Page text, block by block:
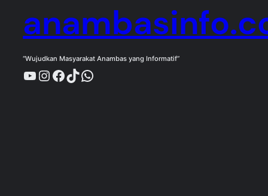
“Wujudkan Masyarakat Anambas yang Informatif”
YouTube
Instagram
Facebook
TikTok
WhatsApp